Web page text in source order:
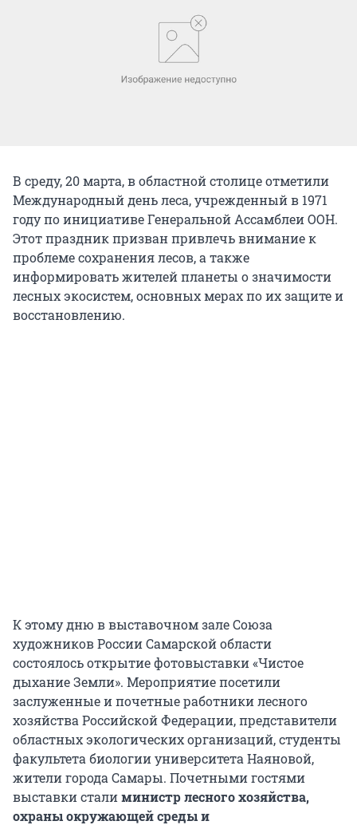
В среду, 20 марта, в областной столице отметили
Международный день леса, учрежденный в 1971
году по инициативе Генеральной Ассамблеи ООН.
Этот праздник призван привлечь внимание к
проблеме сохранения лесов, а также
информировать жителей планеты о значимости
лесных экосистем, основных мерах по их защите и
восстановлению.
К этому дню в выставочном зале Союза
художников России Самарской области
состоялось открытие фотовыставки «Чистое
дыхание Земли». Мероприятие посетили
заслуженные и почетные работники лесного
хозяйства Российской Федерации, представители
областных экологических организаций, студенты
факультета биологии университета Наяновой,
жители города Самары. Почетными гостями
выставки сталиминистр лесного хозяйства,
охраны окружающей среды и